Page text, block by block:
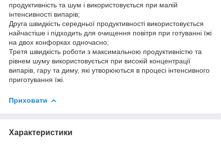
продуктивність та шум і використовується при малій
інтенсивності випарів;
Друга швидкість середньої продуктивності використовується
найчастіше і підходить для очищення повітря при готуванні їжі
на двох конфорках одночасно;
Третя швидкість роботи з максимальною продуктивністю та
рівнем шуму використовується при високій концентрації
випарів, гару та диму, які утворюються в процесі інтенсивного
приготування їжі.
Приховати
Характеристики